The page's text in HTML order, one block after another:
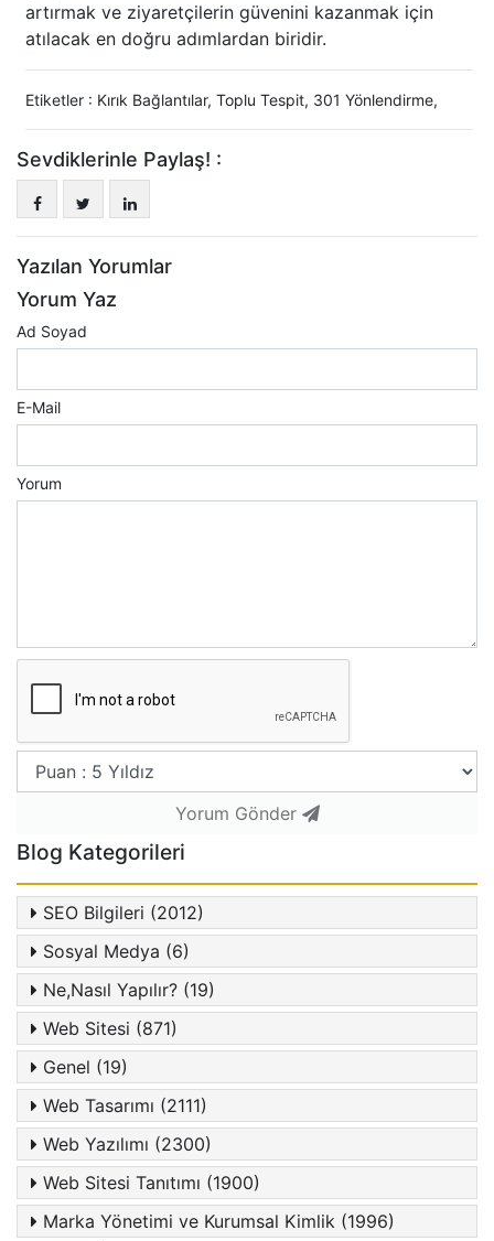
artırmak ve ziyaretçilerin güvenini kazanmak için
atılacak en doğru adımlardan biridir.
Etiketler : Kırık Bağlantılar, Toplu Tespit, 301 Yönlendirme,
Sevdiklerinle Paylaş! :
Yazılan Yorumlar
Yorum Yaz
Ad Soyad
E-Mail
Yorum
Yorum Gönder
Blog Kategorileri
SEO Bilgileri (2012)
Sosyal Medya (6)
Ne,Nasıl Yapılır? (19)
Web Sitesi (871)
Genel (19)
Web Tasarımı (2111)
Web Yazılımı (2300)
Web Sitesi Tanıtımı (1900)
Marka Yönetimi ve Kurumsal Kimlik (1996)